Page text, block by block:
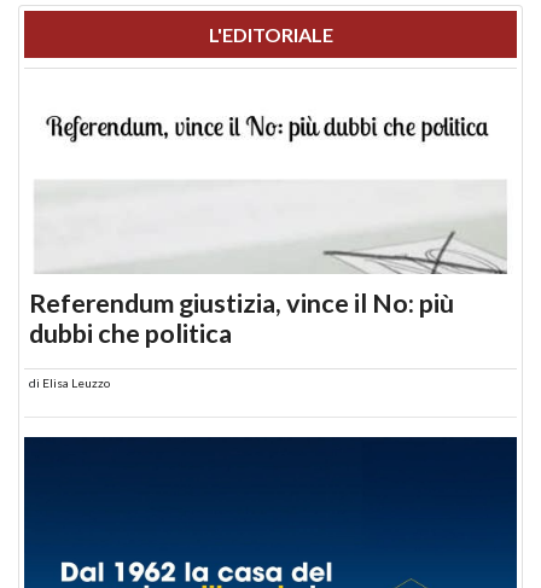
L'EDITORIALE
Referendum giustizia, vince il No: più
dubbi che politica
di Elisa Leuzzo